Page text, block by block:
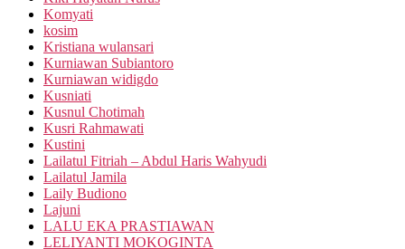
Komyati
kosim
Kristiana wulansari
Kurniawan Subiantoro
Kurniawan widigdo
Kusniati
Kusnul Chotimah
Kusri Rahmawati
Kustini
Lailatul Fitriah – Abdul Haris Wahyudi
Lailatul Jamila
Laily Budiono
Lajuni
LALU EKA PRASTIAWAN
LELIYANTI MOKOGINTA